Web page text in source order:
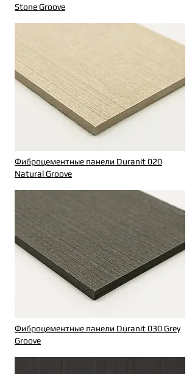
Stone Groove
Фиброцементные панели Duranit 020
Natural Groove
Фиброцементные панели Duranit 030 Grey
Groove